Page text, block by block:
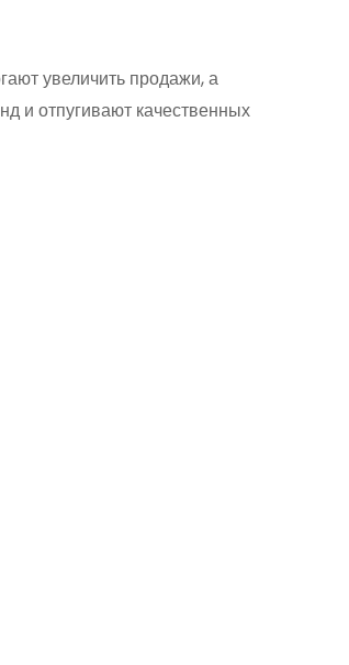
увеличить продажи, а
и отпугивают качественных